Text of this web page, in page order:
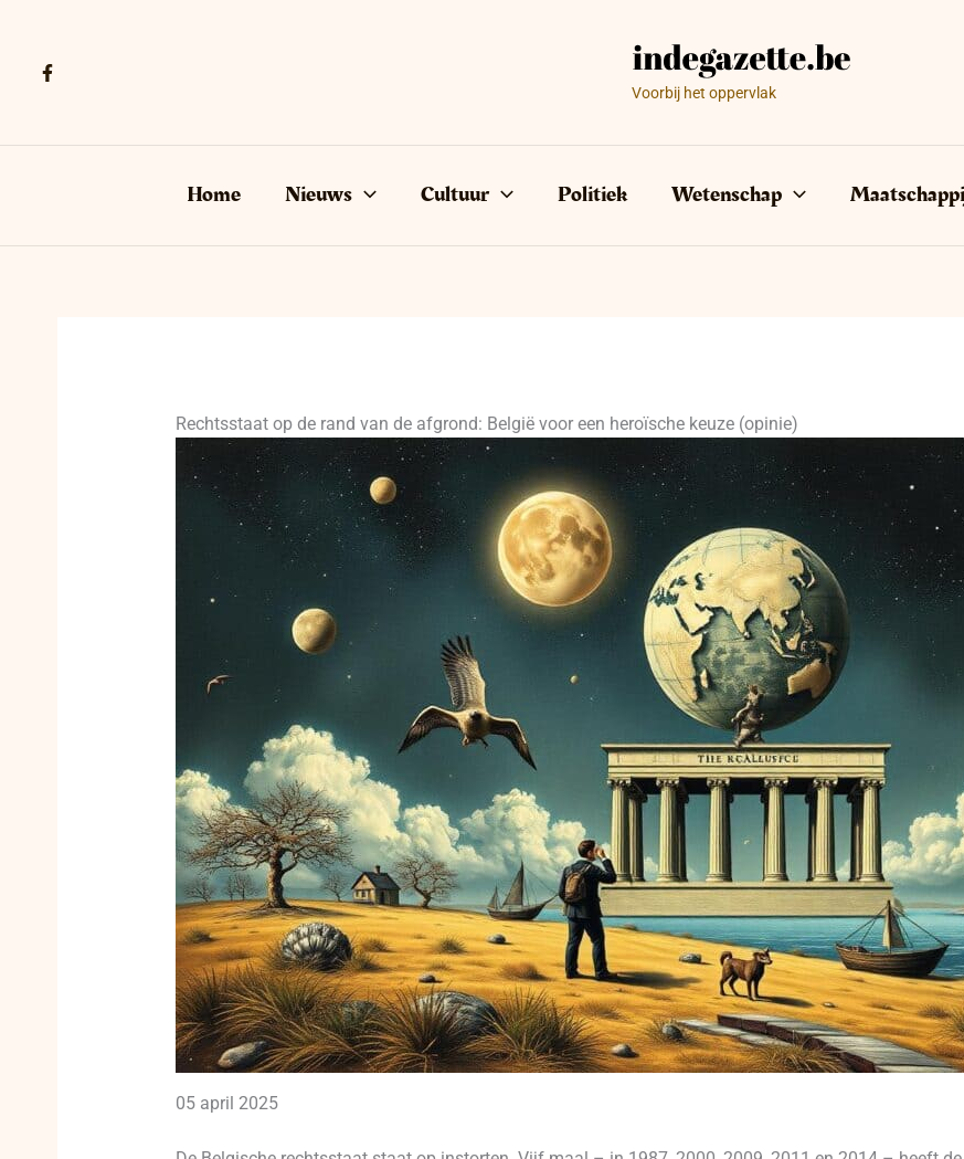
Voorbij het oppervlak
Home Nieuws Cultuur Politiek Wetenschap
Rechtsstaat op de rand van de afgrond: België voor een heroïsche keuze (opinie)
05 april 2025